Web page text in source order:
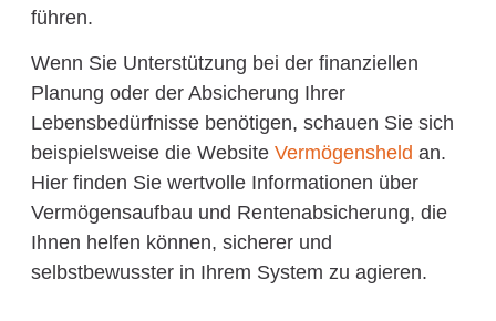
führen.
Wenn Sie Unterstützung bei der finanziellen
Planung oder der Absicherung Ihrer
Lebensbedürfnisse benötigen, schauen Sie sich
beispielsweise die Website Vermögensheld an.
Hier finden Sie wertvolle Informationen über
Vermögensaufbau und Rentenabsicherung, die
Ihnen helfen können, sicherer und
selbstbewusster in Ihrem System zu agieren.